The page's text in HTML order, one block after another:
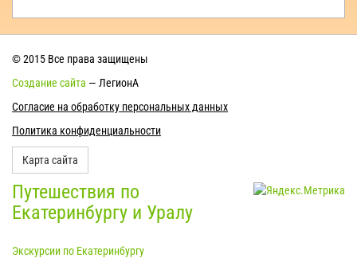
© 2015 Все права защищены
Создание сайта — ЛегионА
Согласие на обработку персональных данных
Политика конфиденциальности
Карта сайта
Путешествия по
Екатеринбургу и Уралу
Экскурсии по Екатеринбургу